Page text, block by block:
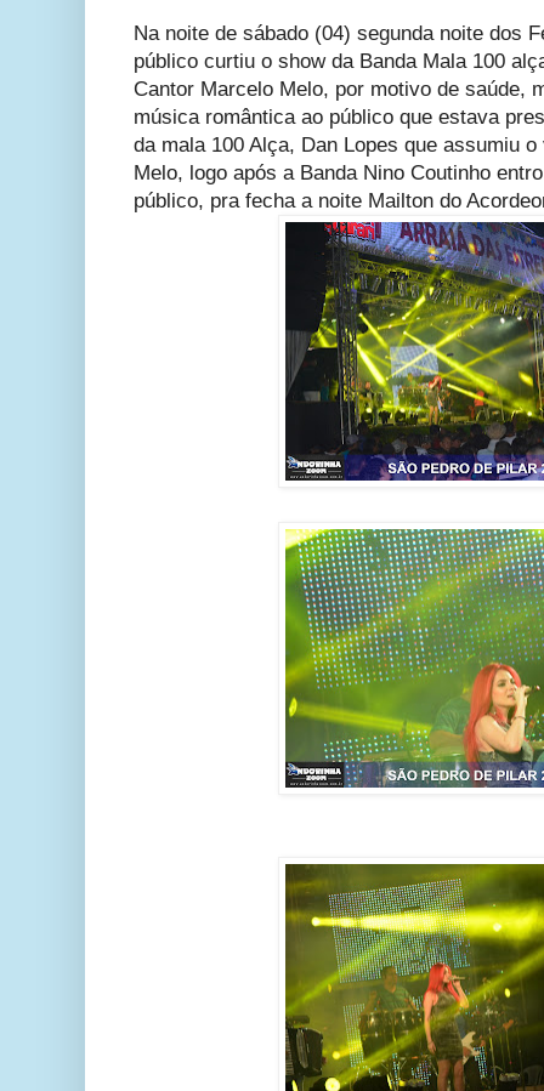
Na noite de sábado (04) segunda noite dos
público curtiu o show da Banda Mala 100
Cantor Marcelo Melo, por motivo de saúde,
música romântica ao público que estava
da mala 100 Alça, Dan Lopes que assumiu
Melo, logo após a Banda Nino Coutinho
público, pra fecha a noite Mailton do